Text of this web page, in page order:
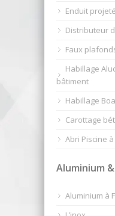
Enduit
Distributeur
Faux
Habillage
bâtiment
Habillage
Carottage
Abri Piscine
Aluminium
Aluminium à